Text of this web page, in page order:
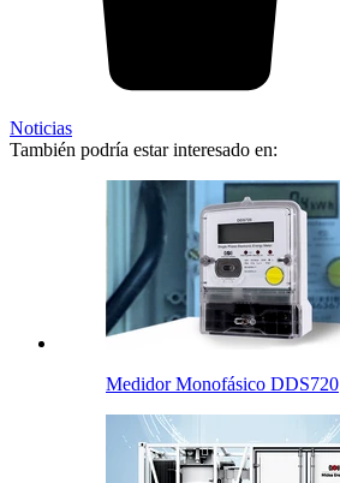
Noticias
También podría estar interesado en:
Medidor Monofásico DDS720